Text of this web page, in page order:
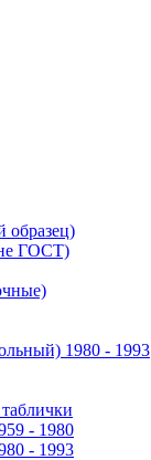
образец)
ГОСТ)
1980 - 1993
- 1980
- 1993